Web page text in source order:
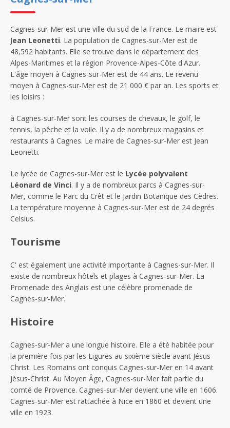
Cagnes-sur-Mer est une ville du sud de la France. Le maire est
Jean Leonetti. La population de Cagnes-sur-Mer est de
48,592 habitants. Elle se trouve dans le département des
Alpes-Maritimes et la région Provence-Alpes-Côte d'Azur.
L'âge moyen à Cagnes-sur-Mer est de 44 ans. Le revenu
moyen à Cagnes-sur-Mer est de 21 000 € par an. Les sports et
les loisirs :
à Cagnes-sur-Mer sont les courses de chevaux, le golf, le
tennis, la pêche et la voile. Il y a de nombreux magasins et
restaurants à Cagnes. Le maire de Cagnes-sur-Mer est Jean
Leonetti.
Le lycée de Cagnes-sur-Mer est le Lycée polyvalent
Léonard de Vinci. Il y a de nombreux parcs à Cagnes-sur-
Mer, comme le Parc du Crêt et le Jardin Botanique des Cèdres.
La température moyenne à Cagnes-sur-Mer est de 24 degrés
Celsius.
Tourisme
C' est également une activité importante à Cagnes-sur-Mer. Il
existe de nombreux hôtels et plages à Cagnes-sur-Mer. La
Promenade des Anglais est une célèbre promenade de
Cagnes-sur-Mer.
Histoire
Cagnes-sur-Mer a une longue histoire. Elle a été habitée pour
la première fois par les Ligures au sixième siècle avant Jésus-
Christ. Les Romains ont conquis Cagnes-sur-Mer en 14 avant
Jésus-Christ. Au Moyen Âge, Cagnes-sur-Mer fait partie du
comté de Provence. Cagnes-sur-Mer devient une ville en 1606.
Cagnes-sur-Mer est rattachée à Nice en 1860 et devient une
ville en 1923.